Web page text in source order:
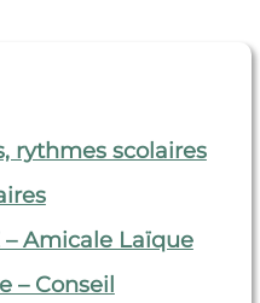
rythmes scolaires
Amicale Laïque
– Conseil